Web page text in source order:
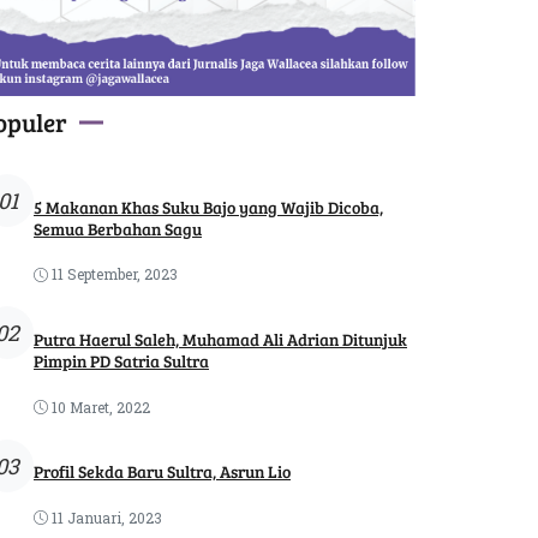
5 Makanan Khas Suku Bajo yang Wajib Dicoba,
Semua Berbahan Sagu
11 September, 2023
Putra Haerul Saleh, Muhamad Ali Adrian Ditunjuk
Pimpin PD Satria Sultra
10 Maret, 2022
Profil Sekda Baru Sultra, Asrun Lio
11 Januari, 2023